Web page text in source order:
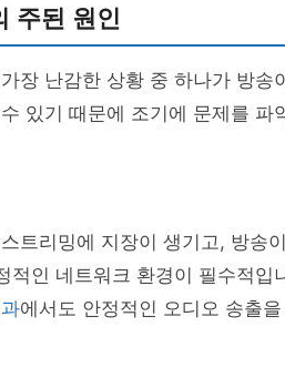
주된 원인
장 난감한 상황 중 하나가 방송
있기 때문에 조기에 문제를 파
트리밍에 지장이 생기고, 방송
적인 네트워크 환경이 필수적입
에서도 안정적인 오디오 송출